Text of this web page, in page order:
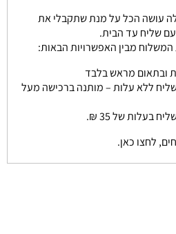
עושה הכל על מנת שתקבלי את
שליח עד הבית.
מבין האפשרויות הבאות:
ובתאום מראש בלבד
ללא עלות – מותנה ברכישה מעל
בעלות של 35 ₪.
לחצו כאן.